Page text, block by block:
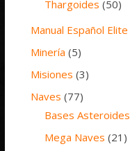
Thargoides (50)
Manual Español Elite
Minería (5)
Misiones (3)
Naves (77)
Bases Asteroides
Mega Naves (21)